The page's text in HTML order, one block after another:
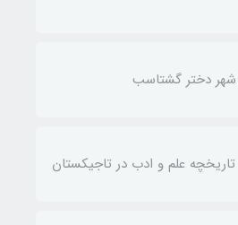
دختر گشتاسب
علم و ادب در تاجیکستان